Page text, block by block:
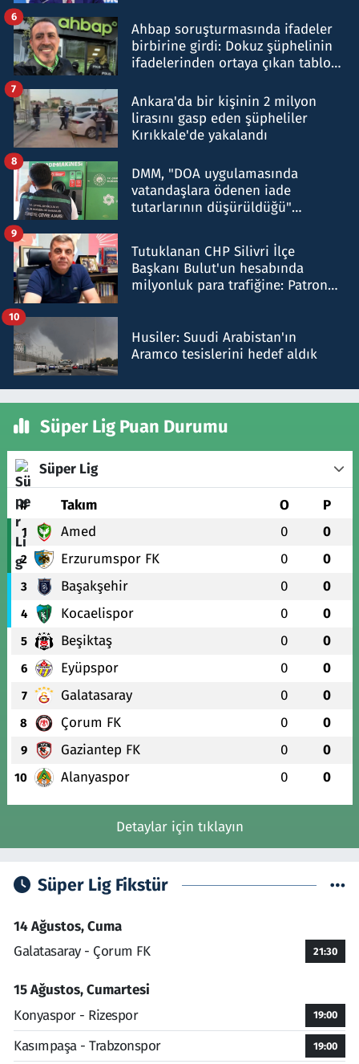
Ahbap soruşturmasında ifadeler
birbirine girdi: Dokuz şüphelinin
ifadelerinden ortaya çıkan tablo
6
Ankara'da bir kişinin 2 milyon
lirasını gasp eden şüpheliler
Kırıkkale'de yakalandı
7
DMM, "DOA uygulamasında
vatandaşlara ödenen iade
tutarlarının düşürüldüğü"
8
Tutuklanan CHP Silivri İlçe
Başkanı Bulut'un hesabında
milyonluk para trafiğine: Patron
9
Husiler: Suudi Arabistan'ın
Aramco tesislerini hedef aldık
10
Süper Lig Puan Durumu
Süper Lig
# Takım O P
1 Amed 0 0
2 Erzurumspor FK 0 0
3 Başakşehir 0 0
4 Kocaelispor 0 0
5 Beşiktaş 0 0
6 Eyüpspor 0 0
7 Galatasaray 0 0
8 Çorum FK 0 0
9 Gaziantep FK 0 0
10 Alanyaspor 0 0
Detaylar için tıklayın
Süper Lig Fikstür
14 Ağustos, Cuma
Galatasaray - Çorum FK
21:30
15 Ağustos, Cumartesi
Konyaspor - Rizespor
19:00
Kasımpaşa - Trabzonspor 19:00